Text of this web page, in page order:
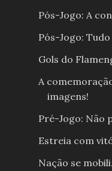
Pós-Jogo: A
Pós-Jogo:
Gols do
A
imagens!
Pré-Jogo: Não
Estreia com
Nação se